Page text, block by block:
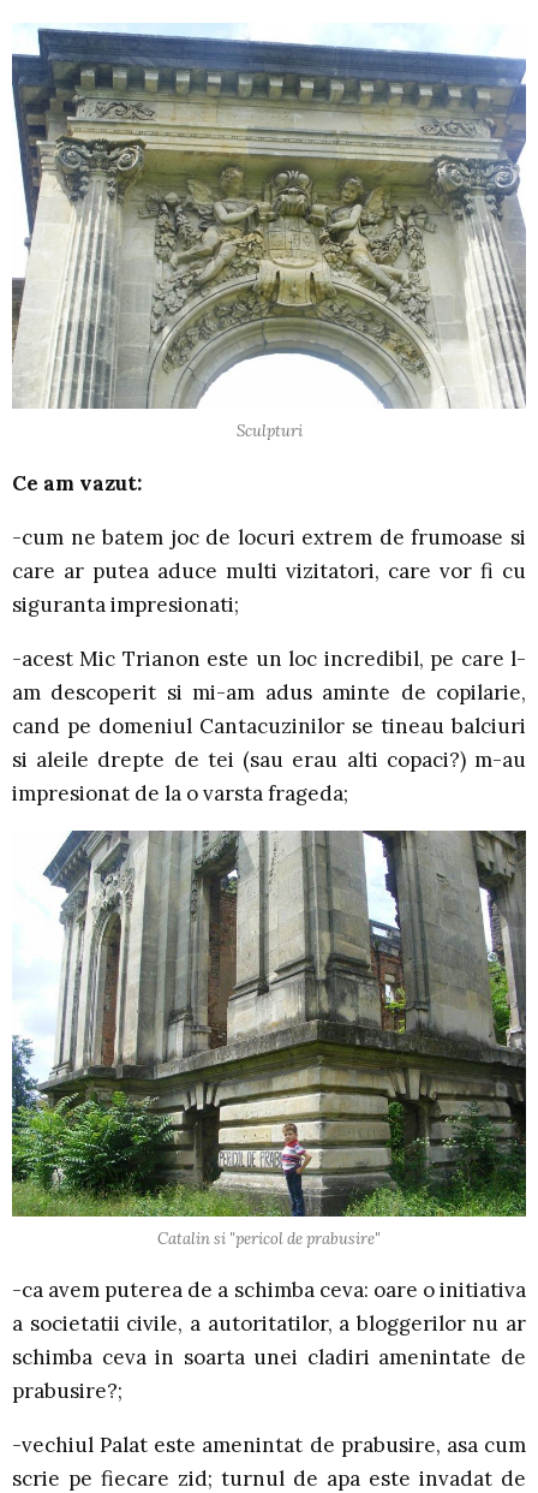
Sculpturi
Ce am vazut:
-cum ne batem joc de locuri extrem de frumoase si
care ar putea aduce multi vizitatori, care vor fi cu
siguranta impresionati;
-acest Mic Trianon este un loc incredibil, pe care l-
am descoperit si mi-am adus aminte de copilarie,
cand pe domeniul Cantacuzinilor se tineau balciuri
si aleile drepte de tei (sau erau alti copaci?) m-au
impresionat de la o varsta frageda;
Catalin si "pericol de prabusire"
-ca avem puterea de a schimba ceva: oare o initiativa
a societatii civile, a autoritatilor, a bloggerilor nu ar
schimba ceva in soarta unei cladiri amenintate de
prabusire?;
-vechiul Palat este amenintat de prabusire, asa cum
scrie pe fiecare zid; turnul de apa este invadat de